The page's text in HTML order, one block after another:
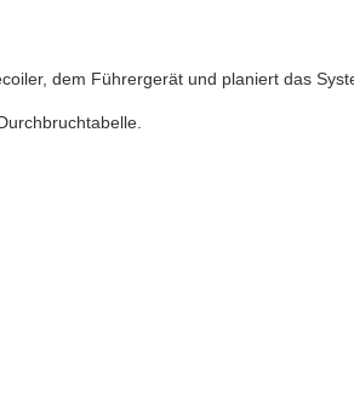
dem Führergerät und planiert das